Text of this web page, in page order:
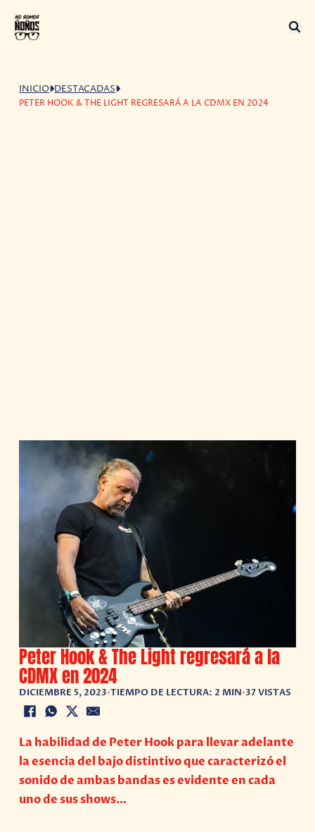
INICIO DESTACADAS
PETER HOOK & THE LIGHT REGRESARÁ A LA CDMX EN 2024
Peter Hook & The Light regresará a la
CDMX en 2024
DICIEMBRE 5, 2023•TIEMPO DE LECTURA: 2 MIN•37 VISTAS
La habilidad de Peter Hook para llevar adelante
la esencia del bajo distintivo que caracterizó el
sonido de ambas bandas es evidente en cada
uno de sus shows…